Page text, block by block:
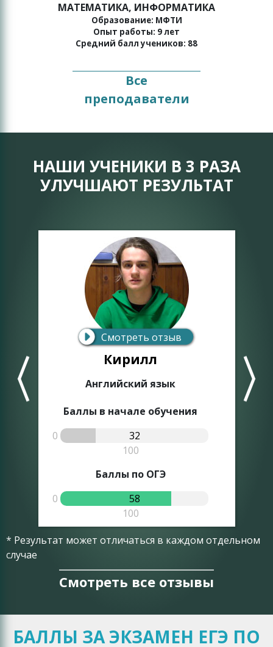
МАТЕМАТИКА, ИНФОРМАТИКА
Образование: МФТИ
Опыт работы: 9 лет
Средний балл учеников: 88
Все
преподаватели
НАШИ УЧЕНИКИ В 3 РАЗА
УЛУЧШАЮТ РЕЗУЛЬТАТ
Смотреть отзыв
Кирилл
Английский язык
Баллы в начале обучения
0
32
100
Баллы по ОГЭ
0
58
100
* Результат может отличаться в каждом отдельном
случае
Смотреть все отзывы
БАЛЛЫ ЗА ЭКЗАМЕН ЕГЭ ПО